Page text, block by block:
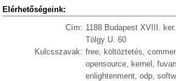
Elérhetőségeink:
Cím: 1188 Budapest XVIII. ker.
Tölgy U. 60
Kulcsszavak: free, költöztetés,
opensource, kernel,
enlightenment, odp,